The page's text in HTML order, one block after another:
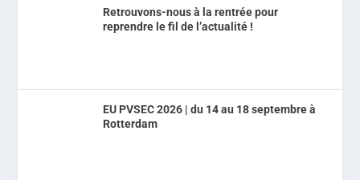
Retrouvons-nous à la rentrée pour
reprendre le fil de l’actualité !
EU PVSEC 2026 | du 14 au 18 septembre à
Rotterdam